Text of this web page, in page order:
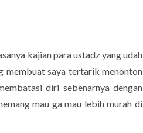
kajian para ustadz yang udah
membuat saya tertarik menonton
diri sebenarnya dengan
mau ga mau lebih murah di